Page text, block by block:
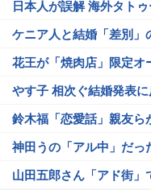
日本人が誤解 海外タト
ケニア人と結婚「差別」
花王が「焼肉店」限定オ
やす子 相次ぐ結婚発表
鈴木福「恋愛話」親友ら
神田うの「アル中」だっ
山田五郎さん「アド街」